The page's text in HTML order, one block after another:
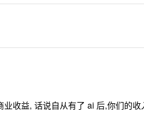
收益, 话说自从有了 ai 后,你们的收